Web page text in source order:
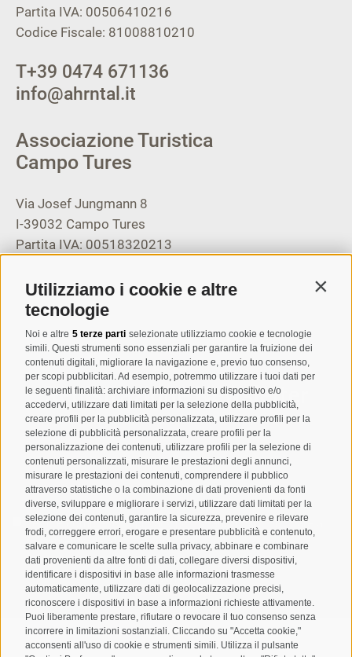
Utilizziamo i cookie e altre
tecnologie
Noi e altre 5 terze parti selezionate utilizziamo cookie e tecnologie
simili. Questi strumenti sono essenziali per garantire la fruizione dei
contenuti digitali, migliorare la navigazione e, previo tuo consenso,
per scopi pubblicitari. Ad esempio, potremmo utilizzare i tuoi dati per
le seguenti finalità: archiviare informazioni su dispositivo e/o
accedervi, utilizzare dati limitati per la selezione della pubblicità,
creare profili per la pubblicità personalizzata, utilizzare profili per la
selezione di pubblicità personalizzata, creare profili per la
personalizzazione dei contenuti, utilizzare profili per la selezione di
contenuti personalizzati, misurare le prestazioni degli annunci,
misurare le prestazioni dei contenuti, comprendere il pubblico
attraverso statistiche o la combinazione di dati provenienti da fonti
diverse, sviluppare e migliorare i servizi, utilizzare dati limitati per la
selezione dei contenuti, garantire la sicurezza, prevenire e rilevare
frodi, correggere errori, erogare e presentare pubblicità e contenuto,
salvare e comunicare le scelte sulla privacy, abbinare e combinare
dati provenienti da altre fonti di dati, collegare diversi dispositivi,
identificare i dispositivi in base alle informazioni trasmesse
automaticamente, utilizzare dati di geolocalizzazione precisi,
riconoscere i dispositivi in base a informazioni richieste attivamente.
Puoi liberamente prestare, rifiutare o revocare il tuo consenso senza
incorrere in limitazioni sostanziali. Cliccando su "Accetta cookie,"
acconsenti all'uso di cookie e strumenti simili. Utilizza il pulsante
Partita IVA: 00506410216
Codice Fiscale: 81008810210
T+39 0474 671136
info@ahrntal.it
Associazione Turistica
Campo Tures
Via Josef Jungmann 8
I-39032 Campo Tures
Partita IVA: 00518320213
T+39 0474 678076
info@taufers.com
Registrazione Newsletter
Letto e compreso laprivacy policy, autorizzo il Titolare al
trattamento dei dati personali
ABBONARSI